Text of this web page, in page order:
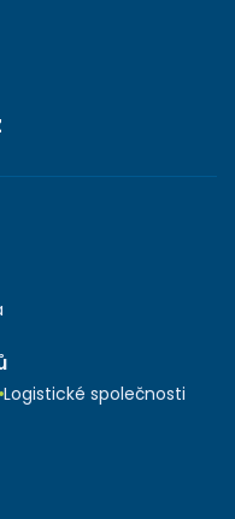
Logistické společnosti